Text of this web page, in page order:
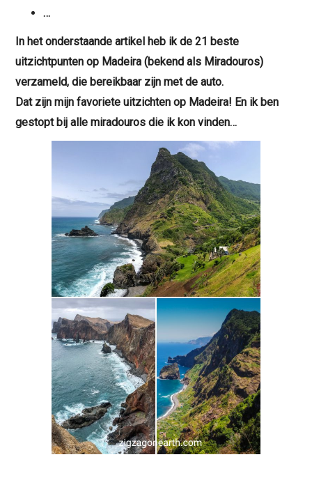
…
In het onderstaande artikel heb ik de 21 beste
uitzichtpunten op Madeira (bekend als Miradouros)
verzameld, die bereikbaar zijn met de auto.
Dat zijn mijn favoriete uitzichten op Madeira! En ik ben
gestopt bij alle miradouros die ik kon vinden…